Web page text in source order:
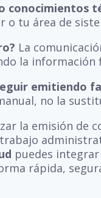
conocimientos
o tu área de
La
la información
emitiendo
no la
la emisión de
puedes
rápida,